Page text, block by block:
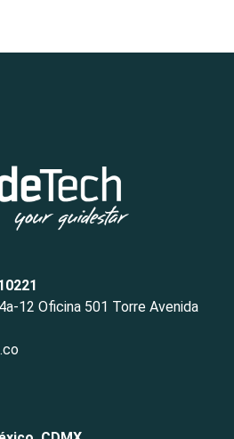
12 Oficina 501 Torre Avenida